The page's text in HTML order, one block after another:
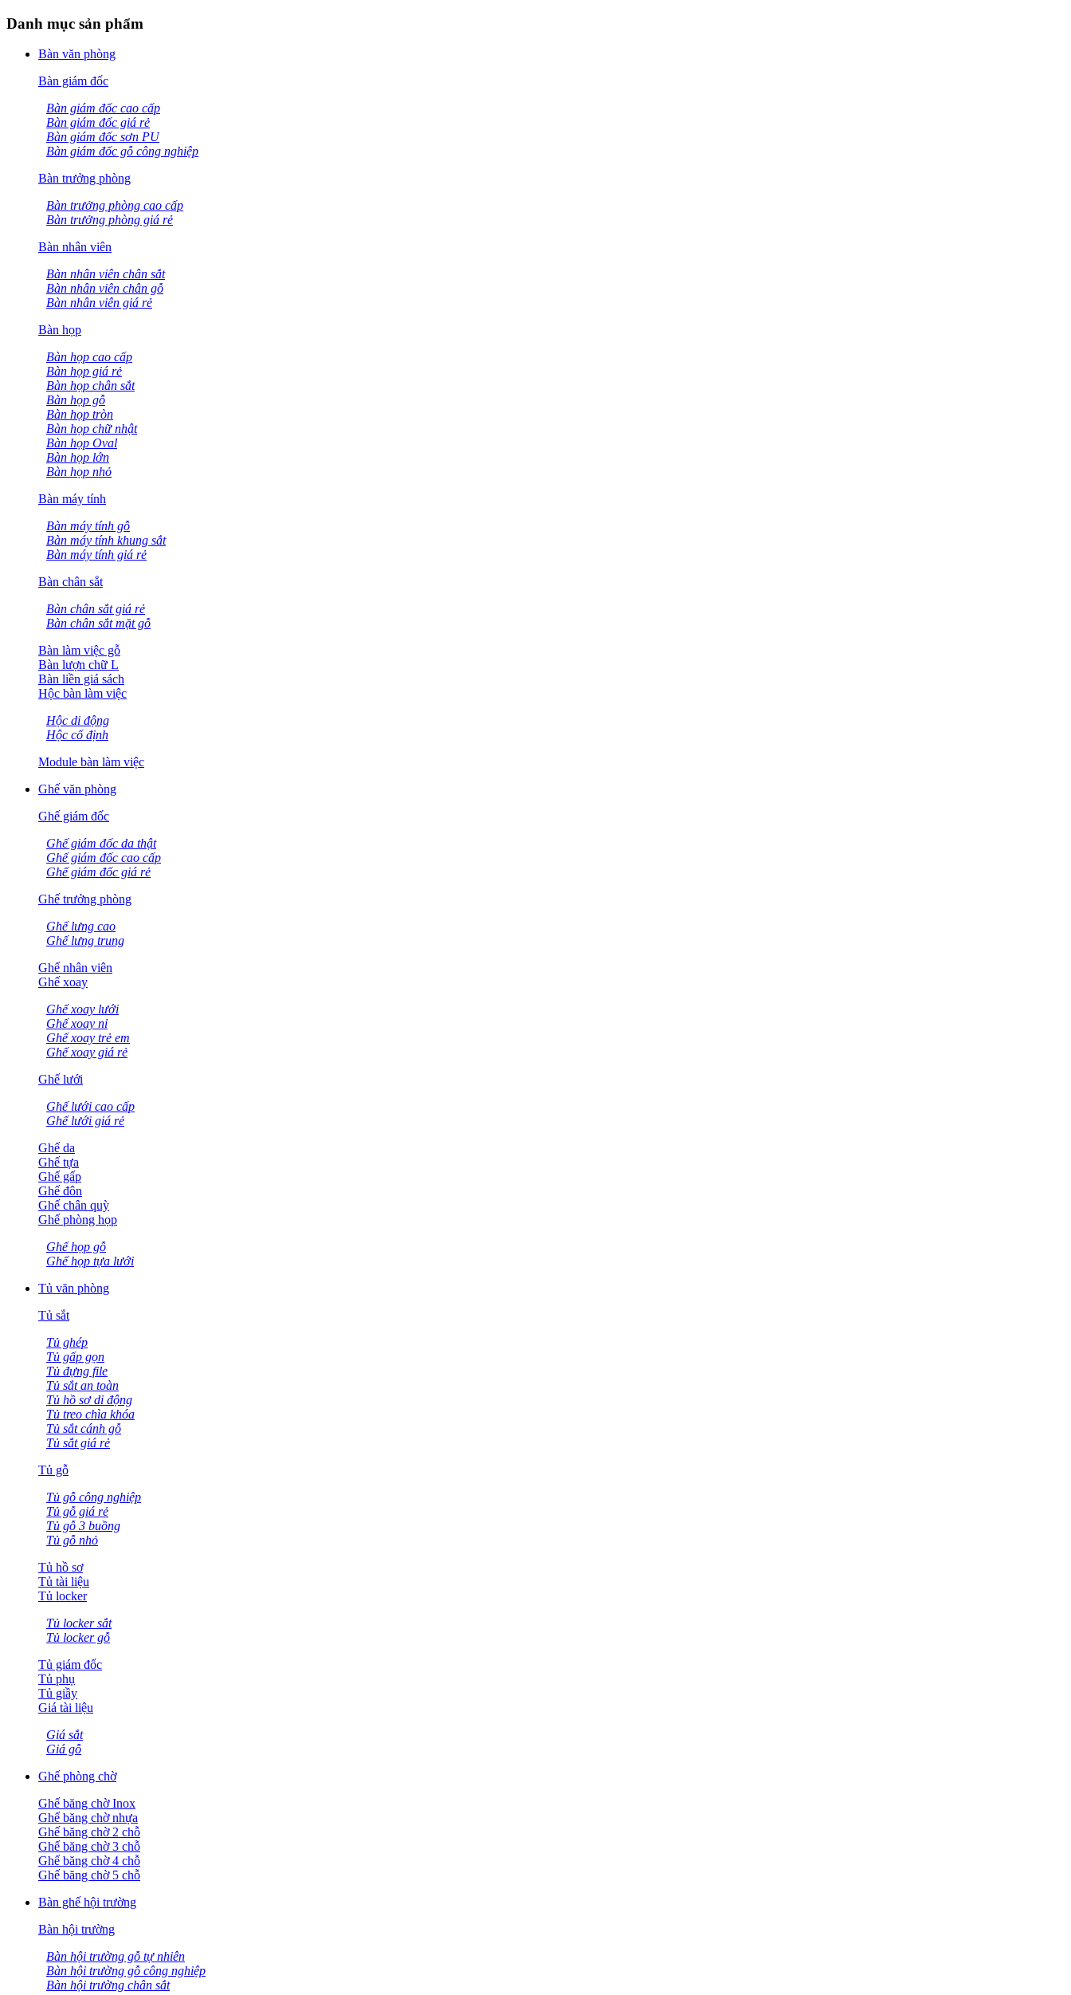
Danh mục sản phẩm
Bàn văn phòng
Bàn giám đốc
Bàn giám đốc cao cấp
Bàn giám đốc giá rẻ
Bàn giám đốc sơn PU
Bàn giám đốc gỗ công nghiệp
Bàn trưởng phòng
Bàn trưởng phòng cao cấp
Bàn trưởng phòng giá rẻ
Bàn nhân viên
Bàn nhân viên chân sắt
Bàn nhân viên chân gỗ
Bàn nhân viên giá rẻ
Bàn họp
Bàn họp cao cấp
Bàn họp giá rẻ
Bàn họp chân sắt
Bàn họp gỗ
Bàn họp tròn
Bàn họp chữ nhật
Bàn họp Oval
Bàn họp lớn
Bàn họp nhỏ
Bàn máy tính
Bàn máy tính gỗ
Bàn máy tính khung sắt
Bàn máy tính giá rẻ
Bàn chân sắt
Bàn chân sắt giá rẻ
Bàn chân sắt mặt gỗ
Bàn làm việc gỗ
Bàn lượn chữ L
Bàn liền giá sách
Hộc bàn làm việc
Hộc di động
Hộc cố định
Module bàn làm việc
Ghế văn phòng
Ghế giám đốc
Ghế giám đốc da thật
Ghế giám đốc cao cấp
Ghế giám đốc giá rẻ
Ghế trưởng phòng
Ghế lưng cao
Ghế lưng trung
Ghế nhân viên
Ghế xoay
Ghế xoay lưới
Ghế xoay nỉ
Ghế xoay trẻ em
Ghế xoay giá rẻ
Ghế lưới
Ghế lưới cao cấp
Ghế lưới giá rẻ
Ghế da
Ghế tựa
Ghế gấp
Ghế đôn
Ghế chân quỳ
Ghế phòng họp
Ghế họp gỗ
Ghế họp tựa lưới
Tủ văn phòng
Tủ sắt
Tủ ghép
Tủ gấp gọn
Tủ đựng file
Tủ sắt an toàn
Tủ hồ sơ di động
Tủ treo chìa khóa
Tủ sắt cánh gỗ
Tủ sắt giá rẻ
Tủ gỗ
Tủ gỗ công nghiệp
Tủ gỗ giá rẻ
Tủ gỗ 3 buồng
Tủ gỗ nhỏ
Tủ hồ sơ
Tủ tài liệu
Tủ locker
Tủ locker sắt
Tủ locker gỗ
Tủ giám đốc
Tủ phụ
Tủ giầy
Giá tài liệu
Giá sắt
Giá gỗ
Ghế phòng chờ
Ghế băng chờ Inox
Ghế băng chờ nhựa
Ghế băng chờ 2 chỗ
Ghế băng chờ 3 chỗ
Ghế băng chờ 4 chỗ
Ghế băng chờ 5 chỗ
Bàn ghế hội trường
Bàn hội trường
Bàn hội trường gỗ tự nhiên
Bàn hội trường gỗ công nghiệp
Bàn hội trường chân sắt